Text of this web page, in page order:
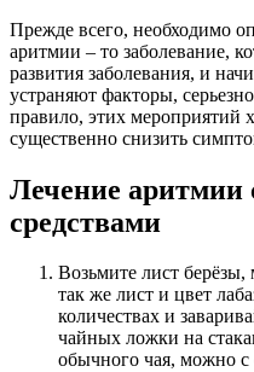
Прежде всего, необходимо
аритмии – то заболевание,
развития заболевания, и
устраняют факторы,
правило, этих мероприятий
существенно снизить
Лечение аритмии
средствами
Возьмите лист
так же лист и цвет
количествах и
чайных ложки на
обычного чая, можно с